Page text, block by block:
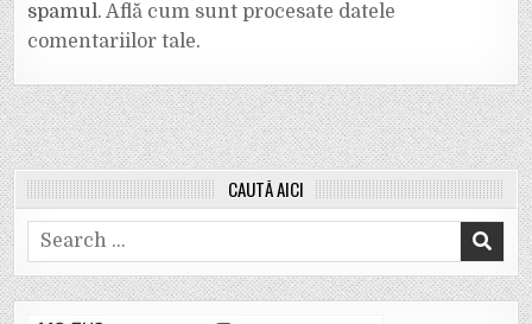
spamul.Află cum sunt procesate datele
comentariilor tale.
CAUTĂ AICI
Search
for: